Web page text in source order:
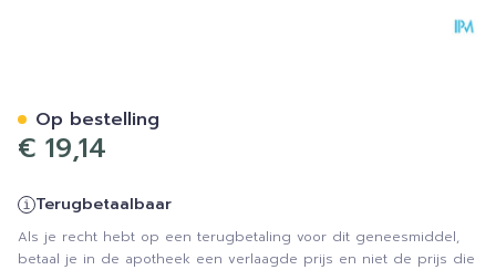
€ 19,14
Terugbetaalbaar
Als je recht hebt op een terugbetaling voor dit geneesmiddel,
betaal je in de apotheek een verlaagde prijs en niet de prijs die
Op bestelling